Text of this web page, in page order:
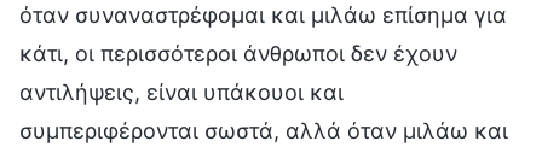
όταν συναναστρέφομαι και μιλάω επίσημα για
κάτι, οι περισσότεροι άνθρωποι δεν έχουν
αντιλήψεις, είναι υπάκουοι και
συμπεριφέρονται σωστά, αλλά όταν μιλάω και